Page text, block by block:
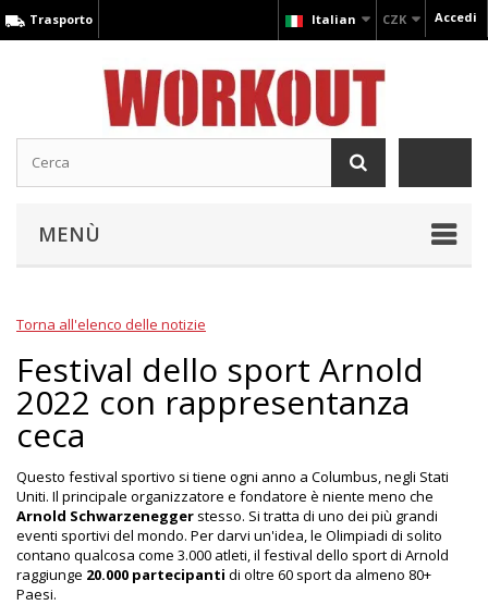
Accedi
CZK
Italian
Trasporto
MENÙ
Torna all'elenco delle notizie
Festival dello sport Arnold
2022 con rappresentanza
ceca
Questo festival sportivo si tiene ogni anno a Columbus, negli Stati
Uniti. Il principale organizzatore e fondatore è niente meno che
Arnold Schwarzenegger stesso. Si tratta di uno dei più grandi
eventi sportivi del mondo. Per darvi un'idea, le Olimpiadi di solito
contano qualcosa come 3.000 atleti, il festival dello sport di Arnold
raggiunge 20.000 partecipanti di oltre 60 sport da almeno 80+
Paesi.